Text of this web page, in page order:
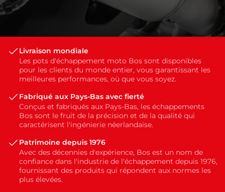
Livraison mondiale
Les pots d'échappement moto Bos sont disponibles
pour les clients du monde entier, vous garantissant les
meilleures performances, où que vous soyez.
Fabriqué aux Pays-Bas avec fierté
Conçus et fabriqués aux Pays-Bas, les échappements
Bos sont le fruit de la précision et de la qualité qui
caractérisent l'ingénierie néerlandaise.
Patrimoine depuis 1976
Avec des décennies d'expérience, Bos est un nom de
confiance dans l'industrie de l'échappement depuis 1976,
fournissant des produits qui répondent aux normes les
plus élevées.